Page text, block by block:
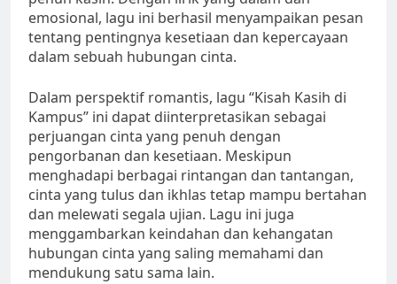
emosional, lagu ini berhasil menyampaikan pesan
tentang pentingnya kesetiaan dan kepercayaan
dalam sebuah hubungan cinta.
Dalam perspektif romantis, lagu “Kisah Kasih di
Kampus” ini dapat diinterpretasikan sebagai
perjuangan cinta yang penuh dengan
pengorbanan dan kesetiaan. Meskipun
menghadapi berbagai rintangan dan tantangan,
cinta yang tulus dan ikhlas tetap mampu bertahan
dan melewati segala ujian. Lagu ini juga
menggambarkan keindahan dan kehangatan
hubungan cinta yang saling memahami dan
mendukung satu sama lain.